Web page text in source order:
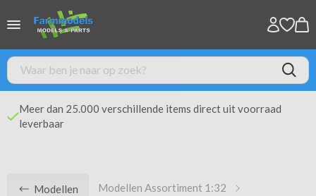
Meer dan 25.000 verschillende items direct uit voorraad
leverbaar
Modellen
Modellen Assortiment 1:32